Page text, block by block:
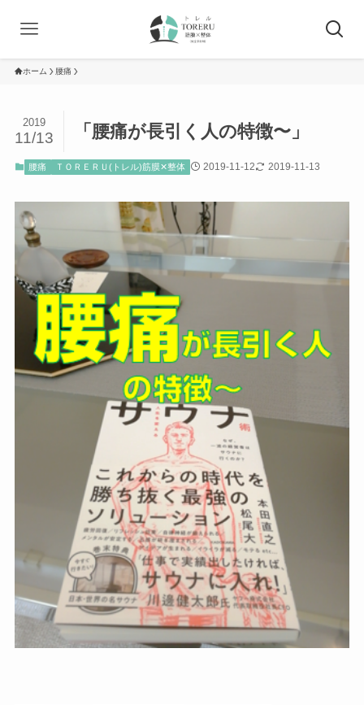
ホーム 腰痛
「腰痛が長引く人の特徴〜」
2019
11/13
腰痛 ＴＯＲＥＲＵ(トレル)筋膜✕整体 2019-11-12 2019-11-13